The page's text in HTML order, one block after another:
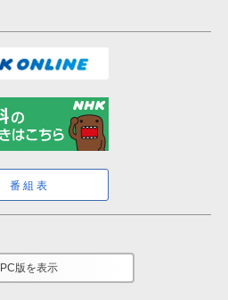
番組表
PC版を表示